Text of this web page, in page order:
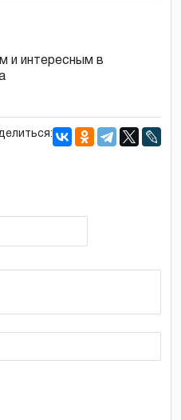
и интересным в